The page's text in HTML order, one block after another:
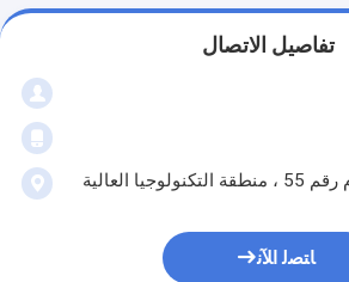
تفاصيل الاتصال
المبنى 3 ، شارع العلوم رقم 55 ، منطقة التكنولوجيا العالية
ﺎﺘﺼﻟ ﺍﻶﻧ